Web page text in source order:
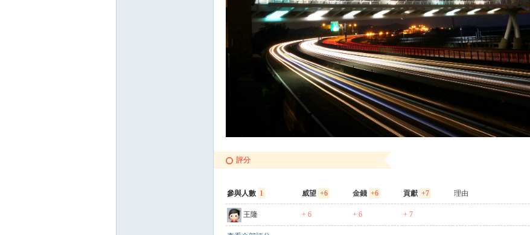
評分
參與人數 1 威望 +6 金錢 +6 貢獻 +7 理由
王隆 + 6 + 6 + 7